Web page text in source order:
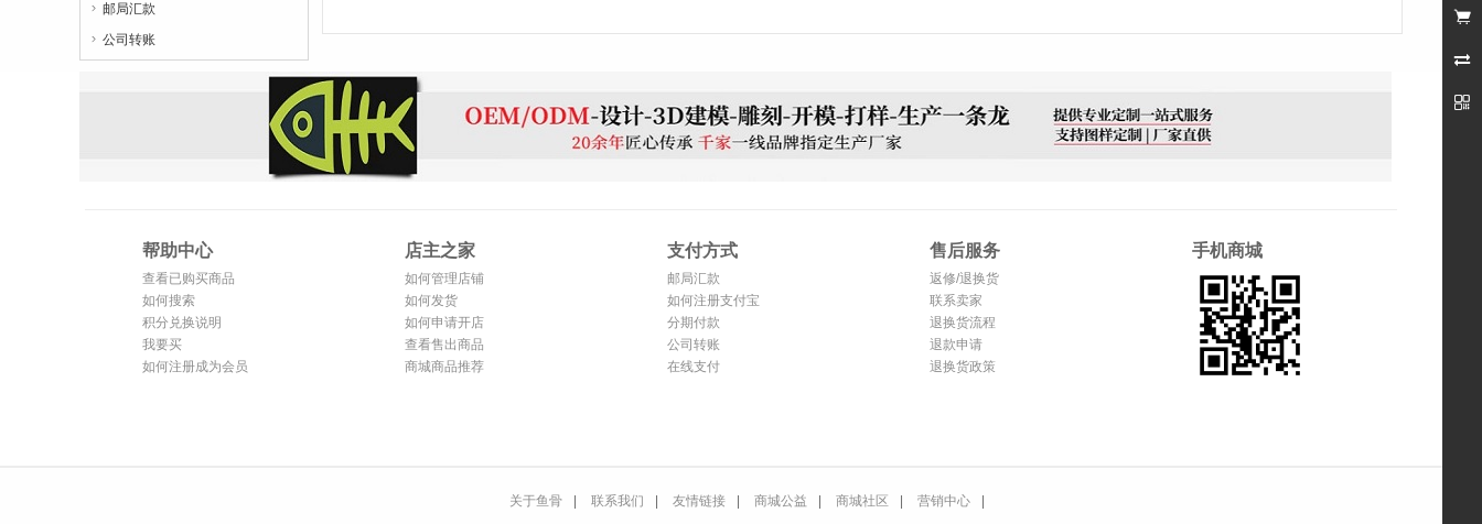
未登录



 邮局汇款
 公司转账
帮助中心
查看已购买商品
如何搜索
积分兑换说明
我要买
如何注册成为会员
店主之家
如何管理店铺
如何发货
如何申请开店
查看售出商品
商城商品推荐
支付方式
邮局汇款
如何注册支付宝
分期付款
公司转账
在线支付
售后服务
返修/退换货
联系卖家
退换货流程
退款申请
退换货政策
手机商城
关于鱼骨 联系我们 友情链接 商城公益 商城社区 营销中心